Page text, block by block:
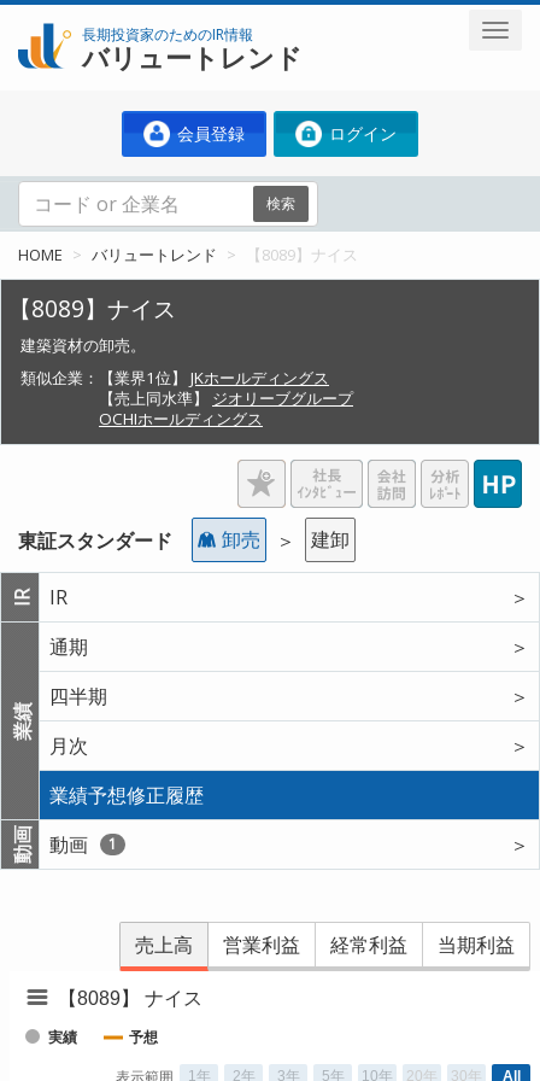
長期投資家のためのIR情報
バリュートレンド
会員登録 ログイン
検索
HOME バリュートレンド 【8089】ナイス
【8089】ナイス
建築資材の卸売。
類似企業：
【業界1位】
JKホールディングス
【売上同水準】
ジオリーブグループ
OCHIホールディングス
東証スタンダード 卸売 ＞ 建卸
IR IR ＞
業績
通期
＞
四半期
＞
月次
＞
業績予想修正履歴
動画 動画 1 ＞
売上高 営業利益 経常利益 当期利益
【8089】 ナイス
表示範囲 1年 2年 3年 5年 10年 20年 30年 All
実績 予想